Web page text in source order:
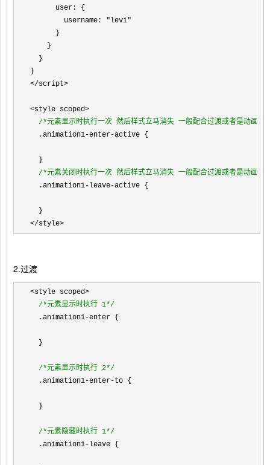
      user: {
        username:
"levi"
      }
    }
  }
</script>
<style scoped>
/*元素显示时执行一次 然后样式立马消失 一般配合过渡或者是动画使
  .animation1
-enter-active {
  }
/*元素关闭时执行一次 然后样式立马消失 一般配合过渡或者是动画使
  .animation1
-leave-active {
</style>
2.过渡
<style scoped>
/*元素显示时执行 1*/
  .animation1
-enter {
  }
/*元素显示时执行 2*/
  .animation1
-enter-to {
  }
/*元素隐藏时执行 1*/
  .animation1
- leave {